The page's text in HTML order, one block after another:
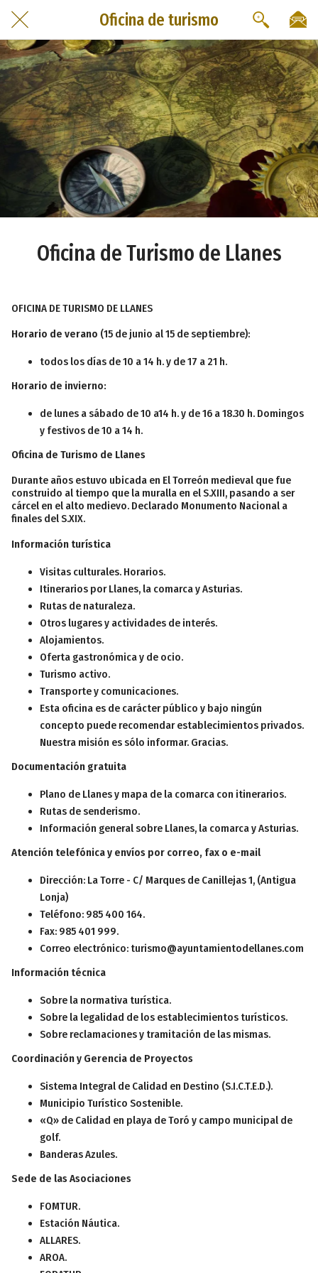
Oficina de turismo
Oficina de Turismo de Llanes
OFICINA DE TURISMO DE LLANES
Horario de verano (15 de junio al 15 de septiembre):
todos los días de 10 a 14 h. y de 17 a 21 h.
Horario de invierno:
de lunes a sábado de 10 a14 h. y de 16 a 18.30 h. Domingos
y festivos de 10 a 14 h.
Oficina de Turismo de Llanes
Durante años estuvo ubicada en El Torreón medieval que fue
construido al tiempo que la muralla en el S.XIII, pasando a ser
cárcel en el alto medievo. Declarado Monumento Nacional a
finales del S.XIX.
Información turística
Visitas culturales. Horarios.
Itinerarios por Llanes, la comarca y Asturias.
Rutas de naturaleza.
Otros lugares y actividades de interés.
Alojamientos.
Oferta gastronómica y de ocio.
Turismo activo.
Transporte y comunicaciones.
Esta oficina es de carácter público y bajo ningún
concepto puede recomendar establecimientos privados.
Nuestra misión es sólo informar. Gracias.
Documentación gratuita
Plano de Llanes y mapa de la comarca con itinerarios.
Rutas de senderismo.
Información general sobre Llanes, la comarca y Asturias.
Atención telefónica y envíos por correo, fax o e-mail
Dirección: La Torre - C/ Marques de Canillejas 1, (Antigua
Lonja)
Teléfono: 985 400 164.
Fax: 985 401 999.
Correo electrónico: turismo@ayuntamientodellanes.com
Información técnica
Sobre la normativa turística.
Sobre la legalidad de los establecimientos turísticos.
Sobre reclamaciones y tramitación de las mismas.
Coordinación y Gerencia de Proyectos
Sistema Integral de Calidad en Destino (S.I.C.T.E.D.).
Municipio Turístico Sostenible.
«Q» de Calidad en playa de Toró y campo municipal de
golf.
Banderas Azules.
Sede de las Asociaciones
FOMTUR.
Estación Náutica.
ALLARES.
AROA.